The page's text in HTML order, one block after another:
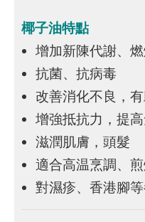
椰子油特點
增加新陳代謝、
抗菌、抗病毒
改善消化不良，
增強抵抗力，提
滋潤肌膚，頭髮
適合高温烹調、
對濕疹、香港腳